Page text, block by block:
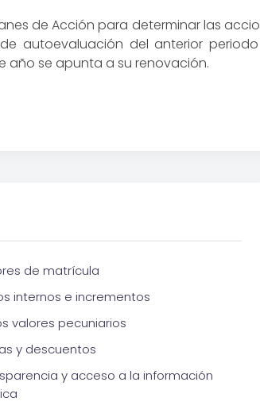
de Acción para determinar las
autoevaluación del anterior
año se apunta a su renovación.
de matrícula
internos e incrementos
valores pecuniarios
y descuentos
y acceso a la información